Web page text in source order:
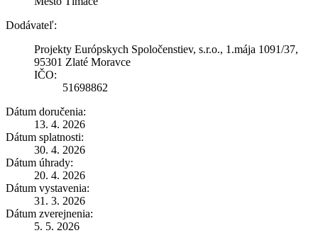
Dodávateľ:
Projekty Európskych Spoločenstiev, s.r.o., 1.mája 1091/37,
95301 Zlaté Moravce
IČO:
51698862
Dátum doručenia:
13. 4. 2026
Dátum splatnosti:
30. 4. 2026
Dátum úhrady:
20. 4. 2026
Dátum vystavenia:
31. 3. 2026
Dátum zverejnenia:
5. 5. 2026